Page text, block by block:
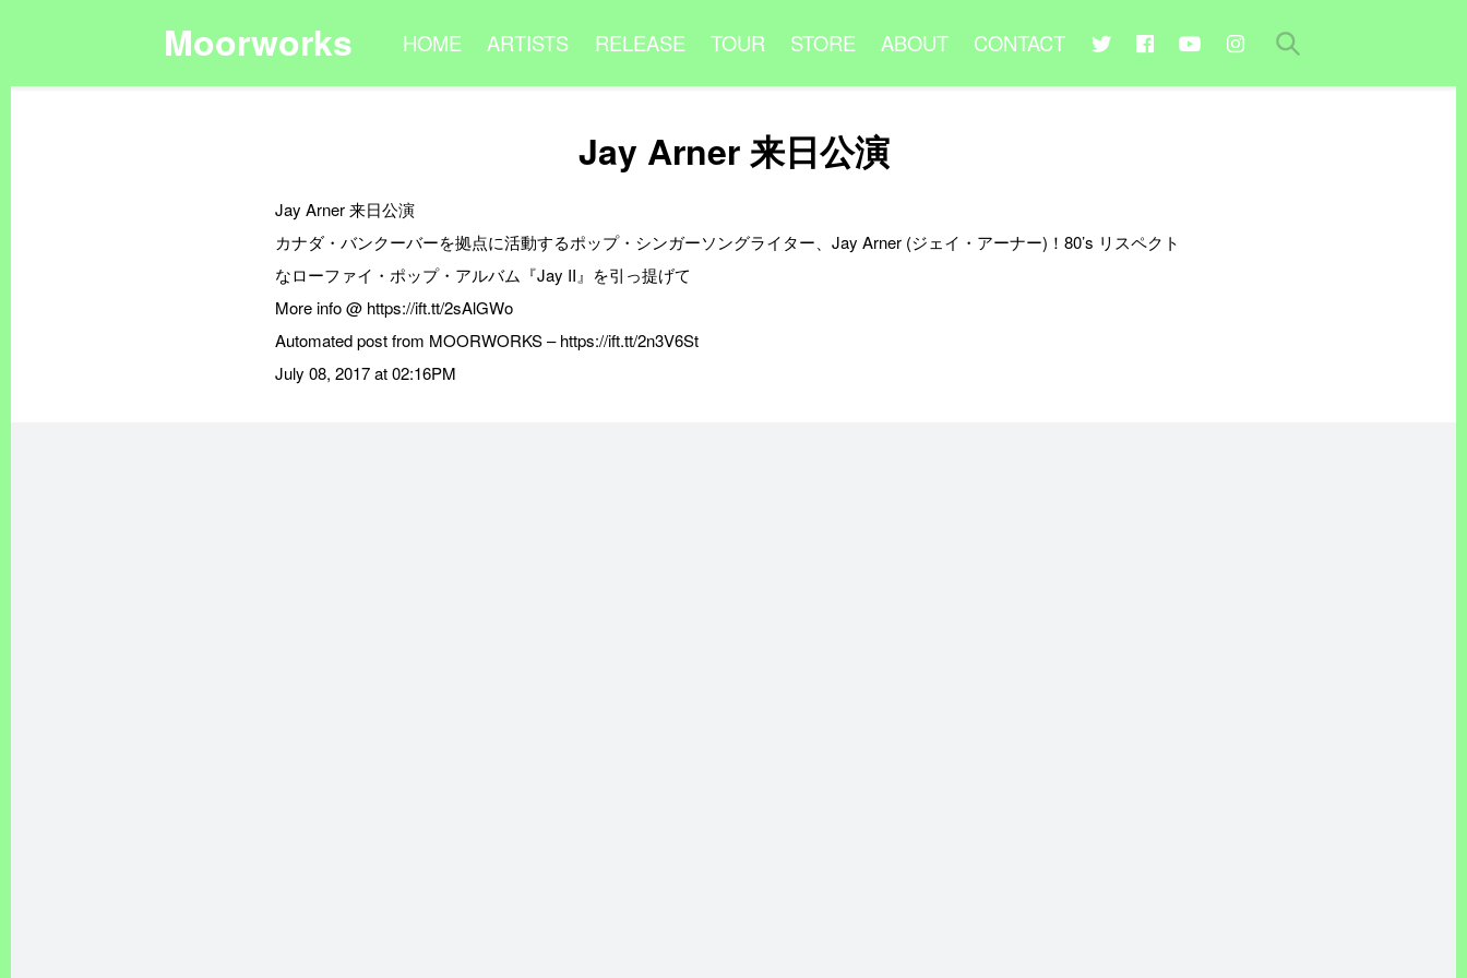
Moorworks HOME ARTISTS RELEASE TOUR STORE ABOUT CONTACT
Jay Arner 来日公演
Jay Arner 来日公演
カナダ・バンクーバーを拠点に活動するポップ・シンガーソングライター、Jay Arner (ジェイ・アーナー)！80’s リスペクト
なローファイ・ポップ・アルバム『Jay II』を引っ提げて
More info @ https://ift.tt/2sAlGWo
Automated post from MOORWORKS – https://ift.tt/2n3V6St
July 08, 2017 at 02:16PM